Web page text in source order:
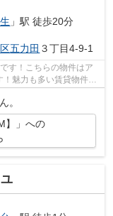
」駅 徒歩20分
五力田 ３丁目4-9-1
す！こちらの物件はア
魅力も多い賃貸物件は
。
】」への